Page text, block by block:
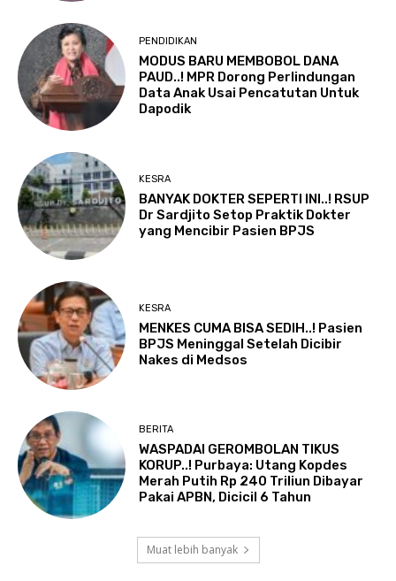
PENDIDIKAN
MODUS BARU MEMBOBOL DANA
PAUD..! MPR Dorong Perlindungan
Data Anak Usai Pencatutan Untuk
Dapodik
KESRA
BANYAK DOKTER SEPERTI INI..! RSUP
Dr Sardjito Setop Praktik Dokter
yang Mencibir Pasien BPJS
KESRA
MENKES CUMA BISA SEDIH..! Pasien
BPJS Meninggal Setelah Dicibir
Nakes di Medsos
BERITA
WASPADAI GEROMBOLAN TIKUS
KORUP..! Purbaya: Utang Kopdes
Merah Putih Rp 240 Triliun Dibayar
Pakai APBN, Dicicil 6 Tahun
Muat lebih banyak